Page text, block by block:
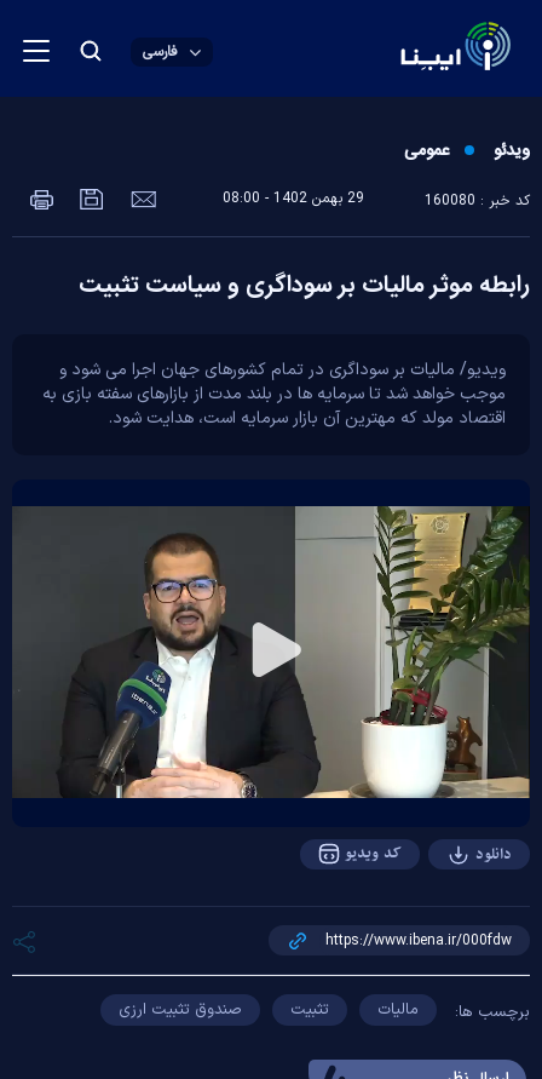
فارسی
ویدئو عمومی
کد خبر : 160080 29 بهمن 1402 - 08:00
رابطه موثر مالیات بر سوداگری و سیاست تثبیت
ویدیو/ مالیات بر سوداگری در تمام کشورهای جهان اجرا می شود و
موجب خواهد شد تا سرمایه ها در بلند مدت از بازارهای سفته بازی به
اقتصاد مولد که مهترین آن بازار سرمایه است، هدایت شود.
Play
Video
دانلود کد ویدیو
برچسب ها: مالیات تثبیت صندوق تثبیت ارزی